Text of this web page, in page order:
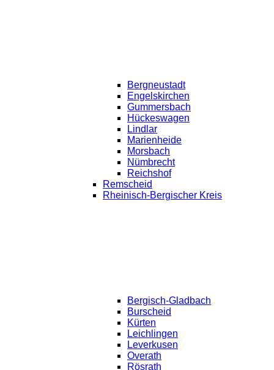
Bergneustadt
Engelskirchen
Gummersbach
Hückeswagen
Lindlar
Marienheide
Morsbach
Nümbrecht
Reichshof
Remscheid
Rheinisch-Bergischer Kreis
Bergisch-Gladbach
Burscheid
Kürten
Leichlingen
Leverkusen
Overath
Rösrath